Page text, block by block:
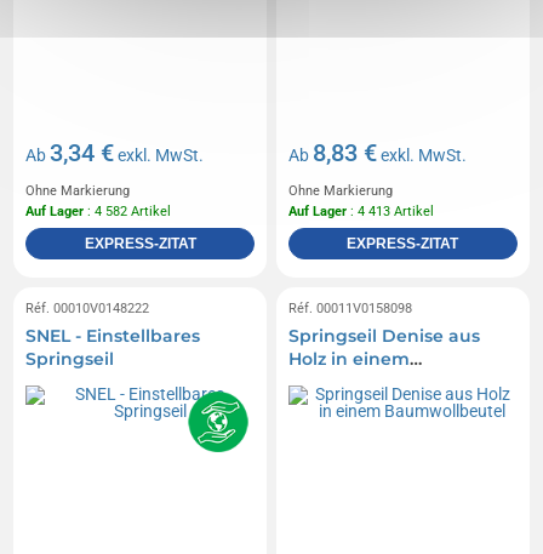
Ab3,34 €exkl. MwSt.
Ohne Markierung
Auf Lager : 4 582 Artikel
EXPRESS-ZITAT
Ab 8,83 €exkl. MwSt.
Ohne Markierung
Auf Lager : 4 413 Artikel
EXPRESS-ZITAT
Réf. 00010V0148222
SNEL - Einstellbares
Springseil
Réf. 00011V0158098
Springseil Denise aus
Holz in einem
Baumwollbeutel